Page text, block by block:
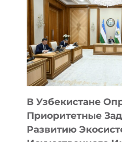
В Узбекистане
Приоритетные
Развитию